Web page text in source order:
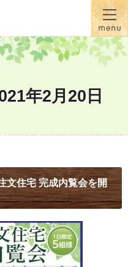
年2月20日
住むなら誠心住工房フォレスト
ムを手がける工務店なら誠心住工房フ
文住宅 完成内覧会を開